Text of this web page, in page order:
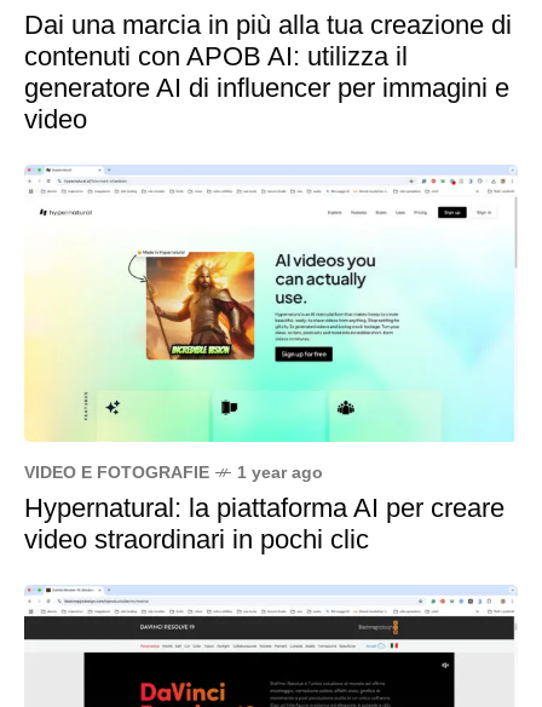
Dai una marcia in più alla tua creazione di
contenuti con APOB AI: utilizza il
generatore AI di influencer per immagini e
video
VIDEO E FOTOGRAFIE 1 year ago
Hypernatural: la piattaforma AI per creare
video straordinari in pochi clic